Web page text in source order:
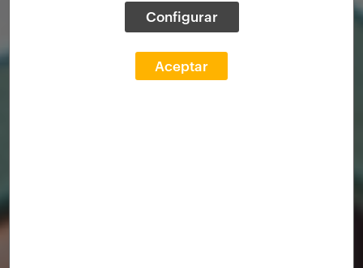
Configurar
Aceptar